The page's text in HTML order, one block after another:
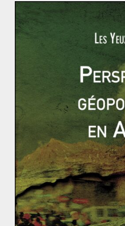
Le MERCOSUR, une
ue latine
En Iran,